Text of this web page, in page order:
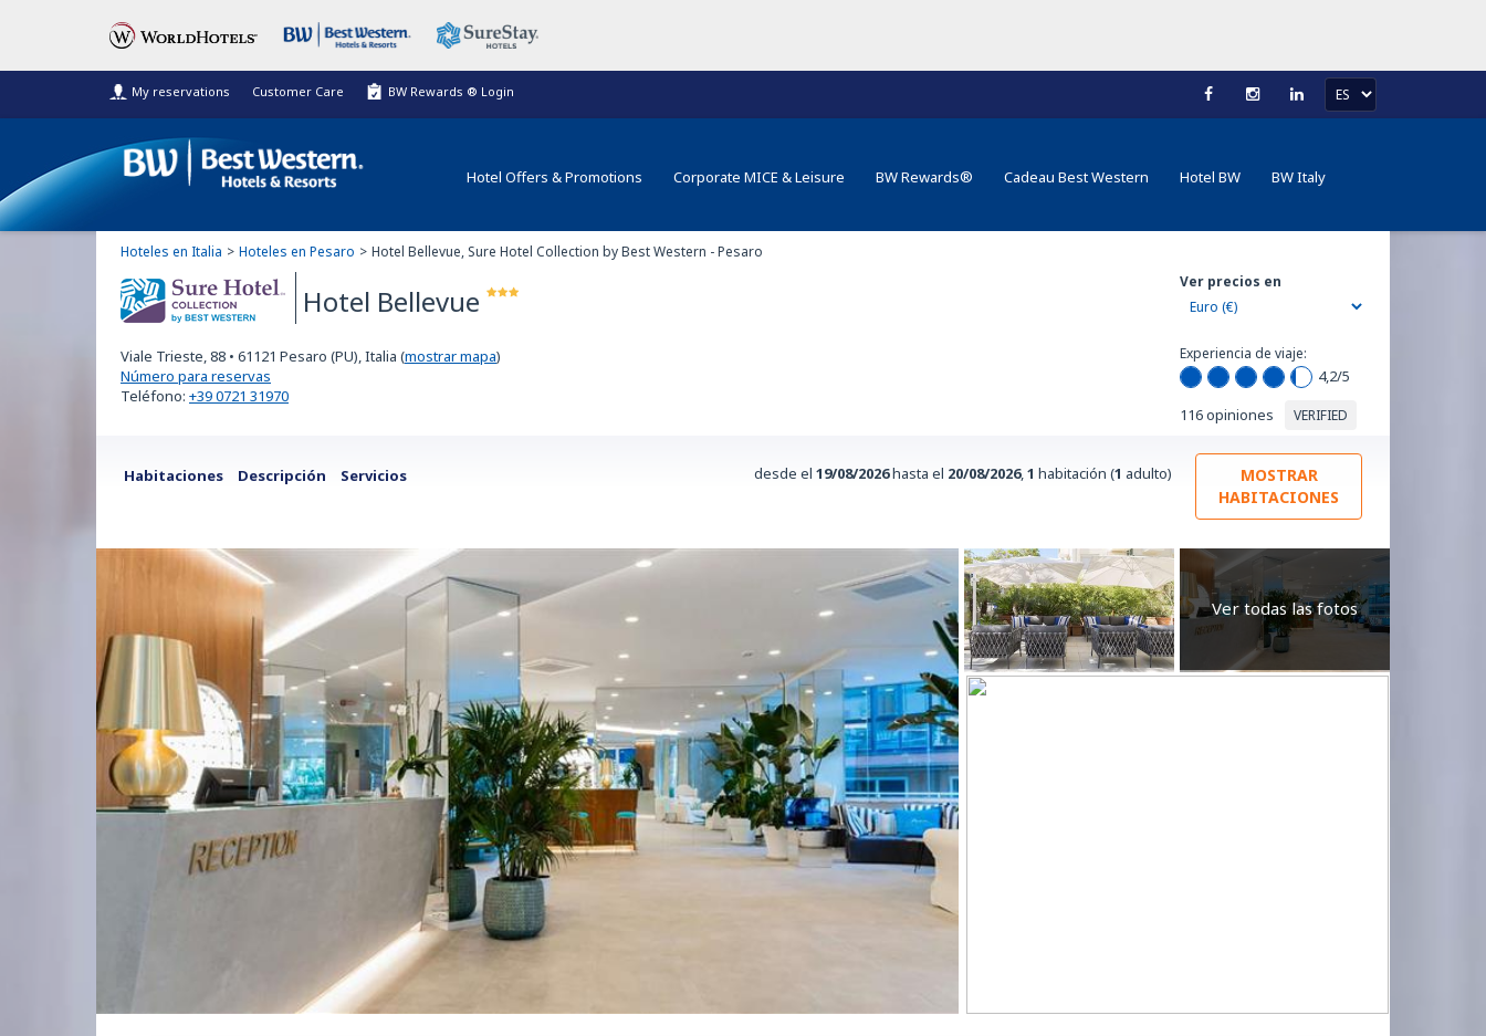
My reservations Customer Care BW Rewards ® Login
Hotel Offers & Promotions Corporate MICE & Leisure BW Rewards® Cadeau Best Western Hotel BW BW Italy
Hoteles en Italia Hoteles en Pesaro Hotel Bellevue, Sure Hotel Collection by Best Western - Pesaro
Sure Hotel
Collection
Hotel Bellevue
Ver precios en
Viale Trieste, 88 • 61121 Pesaro (PU), Italia (mostrar mapa)
Número para reservas
Teléfono: +39 0721 31970
Experiencia de viaje:
4,2/5
116 opiniones
VERIFIED
Habitaciones Descripción Servicios desde el 19/08/2026hasta el 20/08/2026,1 habitación (1 adulto)
MOSTRAR
HABITACIONES
Ver todas las fotos